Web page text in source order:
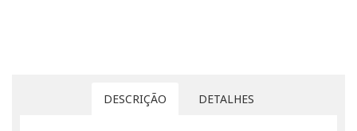
DESCRIÇÃO DETALHES